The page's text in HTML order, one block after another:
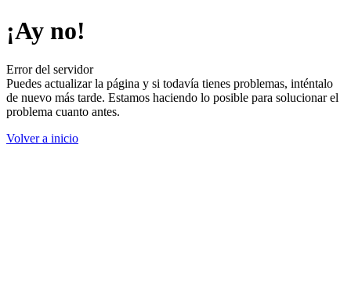
¡Ay no!
Error del servidor
Puedes actualizar la página y si todavía tienes problemas, inténtalo
de nuevo más tarde. Estamos haciendo lo posible para solucionar el
problema cuanto antes.
Volver a inicio